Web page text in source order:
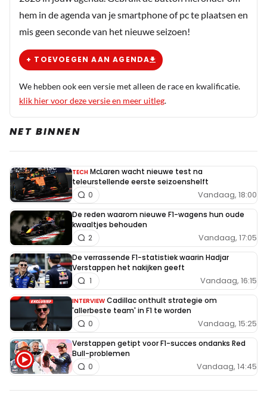
hem in de agenda van je smartphone of pc te plaatsen en
mis geen seconde van het nieuwe seizoen!
+ TOEVOEGEN AAN AGENDA
We hebben ook een versie met alleen de race en kwalificatie.
klik hier voor deze versie en meer uitleg.
NET BINNEN
TECH McLaren wacht nieuwe test na
teleurstellende eerste seizoenshelft
Vandaag, 18:00
0
De reden waarom nieuwe F1-wagens hun oude
kwaaltjes behouden
Vandaag, 17:05
2
De verrassende F1-statistiek waarin Hadjar
Verstappen het nakijken geeft
Vandaag, 16:15
1
INTERVIEW Cadillac onthult strategie om
'allerbeste team' in F1 te worden
Vandaag, 15:25
0
Verstappen getipt voor F1-succes ondanks Red
Bull-problemen
Vandaag, 14:45
0